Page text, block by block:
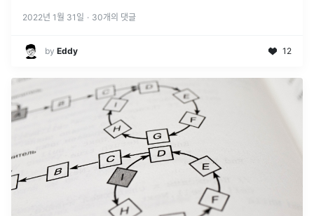
2022년 1월 31일 · 30개의 댓글
by Eddy 12